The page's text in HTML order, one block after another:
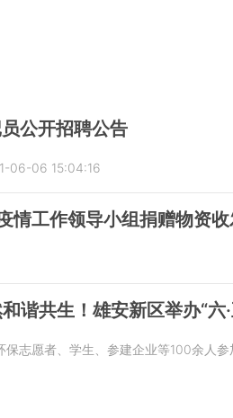
公开招聘公告
06-06 15:04:16
情工作领导小组捐赠物资
谐共生！雄安新区举办“六
保志愿者、学生、参建企业等100余人